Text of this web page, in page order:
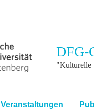
Studium
Im Studium
DFG-
"Kulturelle
Veranstaltungen